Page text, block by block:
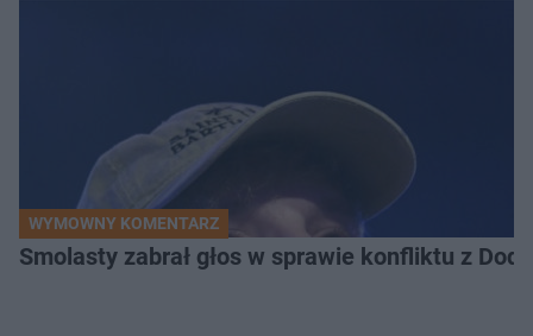
WYMOWNY KOMENTARZ
Smolasty zabrał głos w sprawie konfliktu z